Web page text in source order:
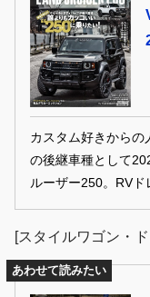
カスタム好きからの
の後継車種として
ルーザー250。RVド
パーツ情報をふん
るのに役立つ情報を
[スタイルワゴン・
あわせて読みたい